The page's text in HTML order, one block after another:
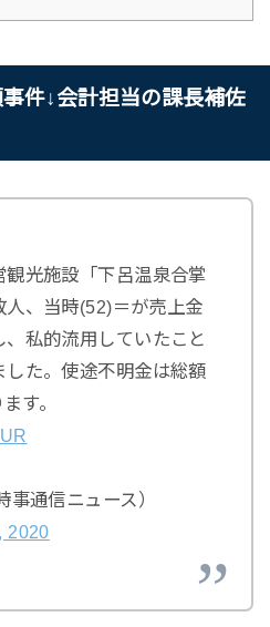
件↓会計担当の課長補佐
光施設「下呂温泉合掌
、当時(52)＝が売上金
私的流用していたこと
た。使途不明金は総額
す。
通信ニュース）
2020